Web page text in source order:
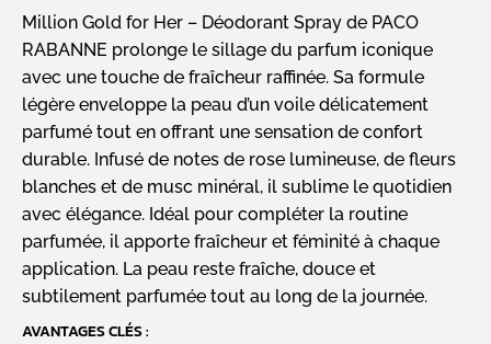
Million Gold for Her – Déodorant Spray de PACO
RABANNE prolonge le sillage du parfum iconique
avec une touche de fraîcheur raffinée. Sa formule
légère enveloppe la peau d’un voile délicatement
parfumé tout en offrant une sensation de confort
durable. Infusé de notes de rose lumineuse, de fleurs
blanches et de musc minéral, il sublime le quotidien
avec élégance. Idéal pour compléter la routine
parfumée, il apporte fraîcheur et féminité à chaque
application. La peau reste fraîche, douce et
subtilement parfumée tout au long de la journée.
AVANTAGES CLÉS :